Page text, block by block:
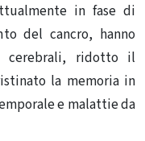
in fase di
del cancro, hanno
cerebrali, ridotto il
la memoria in
e malattie da